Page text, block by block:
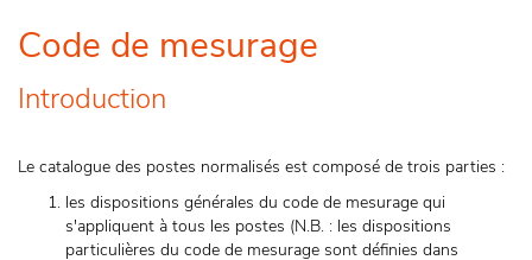
Code de mesurage
Introduction
Le catalogue des postes normalisés est composé de trois parties :
les dispositions générales du code de mesurage qui
s'appliquent à tous les postes (N.B. : les dispositions
particulières du code de mesurage sont définies dans